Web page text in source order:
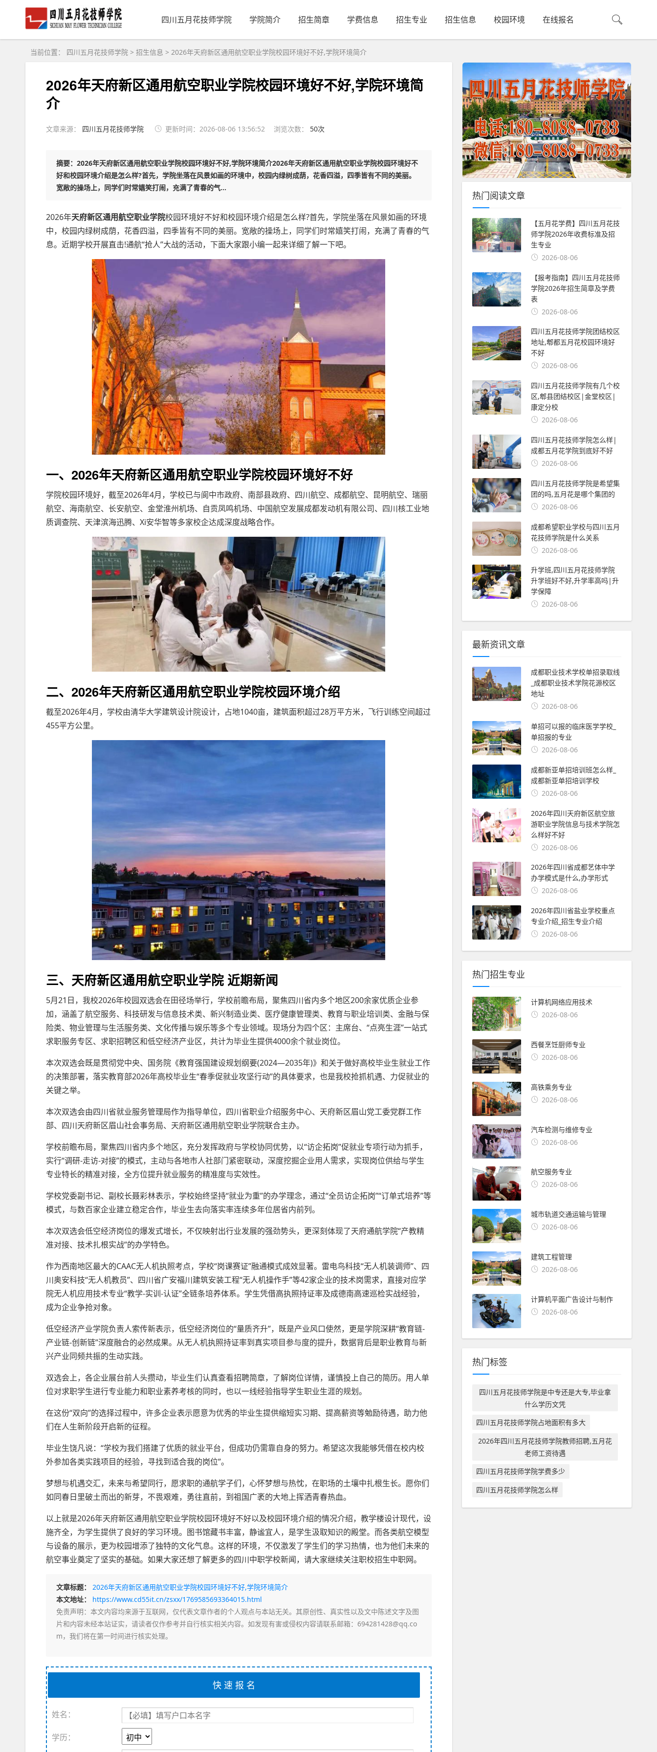
四川五月花技师学院 学院简介 招生简章 学费信息 招生专业 招生信息 校园环境 在线报名
当前位置： 四川五月花技师学院 > 招生信息 > 2026年天府新区通用航空职业学院校园环境好不好,学院环境简介
2026年天府新区通用航空职业学院校园环境好不好,学院环境简
介
文章来源： 四川五月花技师学院 更新时间：2026-08-06 13:56:52 浏览次数： 50次
摘要：2026年天府新区通用航空职业学院校园环境好不好,学院环境简介2026年天府新区通用航空职业学院校园环境好不
好和校园环境介绍是怎么样?首先，学院坐落在风景如画的环境中，校园内绿树成荫，花香四溢，四季皆有不同的美丽。
宽敞的操场上，同学们时常嬉笑打闹，充满了青春的气...
2026年天府新区通用航空职业学院校园环境好不好和校园环境介绍是怎么样?首先，学院坐落在风景如画的环境
中，校园内绿树成荫，花香四溢，四季皆有不同的美丽。宽敞的操场上，同学们时常嬉笑打闹，充满了青春的气
息。近期学校开展直击!通航“抢人”大战的活动，下面大家跟小编一起来详细了解一下吧。
一、2026年天府新区通用航空职业学院校园环境好不好
学院校园环境好，截至2026年4月，学校已与阆中市政府、南部县政府、四川航空、成都航空、昆明航空、瑞丽
航空、海南航空、长安航空、金堂淮州机场、自贡凤鸣机场、中国航空发展成都发动机有限公司、四川核工业地
质调查院、天津滨海迅腾、Xi安华智等多家校企达成深度战略合作。
二、2026年天府新区通用航空职业学院校园环境介绍
截至2026年4月，学校由清华大学建筑设计院设计，占地1040亩，建筑面积超过28万平方米，飞行训练空间超过
455平方公里。
三、天府新区通用航空职业学院 近期新闻
5月21日，我校2026年校园双选会在田径场举行，学校前瞻布局，聚焦四川省内多个地区200余家优质企业参
加，涵盖了航空服务、科技研发与信息技术类、新兴制造业类、医疗健康管理类、教育与职业培训类、金融与保
险类、物业管理与生活服务类、文化传播与娱乐等多个专业领域。现场分为四个区：主席台、“点亮生涯”一站式
求职服务专区、求职招聘区和低空经济产业区，共计为毕业生提供4000余个就业岗位。
本次双选会既是贯彻党中央、国务院《教育强国建设规划纲要(2024—2035年)》和关于做好高校毕业生就业工作
的决策部署，落实教育部2026年高校毕业生“春季促就业攻坚行动”的具体要求，也是我校抢抓机遇、力促就业的
关键之举。
本次双选会由四川省就业服务管理局作为指导单位，四川省职业介绍服务中心、天府新区眉山党工委党群工作
部、四川天府新区眉山社会事务局、天府新区通用航空职业学院联合主办。
学校前瞻布局，聚焦四川省内多个地区，充分发挥政府与学校协同优势，以“访企拓岗”促就业专项行动为抓手，
实行“调研-走访-对接”的模式，主动与各地市人社部门紧密联动，深度挖掘企业用人需求，实现岗位供给与学生
专业特长的精准对接，全方位提升就业服务的精准度与实效性。
学校党委副书记、副校长聂彩林表示，学校始终坚持“就业为重”的办学理念，通过“全员访企拓岗”“订单式培养”等
模式，与数百家企业建立稳定合作，毕业生去向落实率连续多年位居省内前列。
本次双选会低空经济岗位的爆发式增长，不仅映射出行业发展的强劲势头，更深刻体现了天府通航学院“产教精
准对接、技术扎根实战”的办学特色。
作为西南地区最大的CAAC无人机执照考点，学校“岗课赛证”融通模式成效显著。雷电鸟科技“无人机装调师”、四
川奥安科技“无人机教员”、四川省广安福川建筑安装工程“无人机操作手”等42家企业的技术岗需求，直接对应学
院无人机应用技术专业“教学-实训-认证”全链条培养体系。学生凭借高执照持证率及成德南高速巡检实战经验，
成为企业争抢对象。
低空经济产业学院负责人索传新表示，低空经济岗位的“量质齐升”，既是产业风口使然，更是学院深耕“教育链-
产业链-创新链”深度融合的必然成果。从无人机执照持证率到真实项目参与度的提升，数据背后是职业教育与新
兴产业同频共振的生动实践。
双选会上，各企业展台前人头攒动，毕业生们认真查看招聘简章，了解岗位详情，谨慎投上自己的简历。用人单
位对求职学生进行专业能力和职业素养考核的同时，也以一线经验指导学生职业生涯的规划。
在这份“双向”的选择过程中，许多企业表示愿意为优秀的毕业生提供缩短实习期、提高薪资等勉励待遇，助力他
们在人生新阶段开启新的征程。
毕业生饶凡说：“学校为我们搭建了优质的就业平台，但成功仍需靠自身的努力。希望这次我能够凭借在校内校
外参加各类实践项目的经验，寻找到适合我的岗位”。
梦想与机遇交汇，未来与希望同行，愿求职的通航学子们，心怀梦想与热忱，在职场的土壤中扎根生长。愿你们
如同春日里破土而出的新芽，不畏艰难，勇往直前，到祖国广袤的大地上挥洒青春热血。
以上就是2026年天府新区通用航空职业学院校园环境好不好以及校园环境介绍的情况介绍，教学楼设计现代，设
施齐全，为学生提供了良好的学习环境。图书馆藏书丰富，静谧宜人，是学生汲取知识的殿堂。而各类航空模型
与设备的展示，更为校园增添了独特的文化气息。这样的环境，不仅激发了学生们的学习热情，也为他们未来的
航空事业奠定了坚实的基础。如果大家还想了解更多的四川中职学校新闻，请大家继续关注职校招生中职网。
文章标题： 2026年天府新区通用航空职业学院校园环境好不好,学院环境简介
本文地址： https://www.cd55it.cn/zsxx/1769585693364015.html
免责声明：本文内容均来源于互联网，仅代表文章作者的个人观点与本站无关。其原创性、真实性以及文中陈述文字及图
片和内容未经本站证实，请读者仅作参考并自行核实相关内容。如发现有害或侵权内容请联系邮箱：694281428@qq.co
m，我们将在第一时间进行核实处理。
姓名：
学历：
热门阅读文章
【五月花学费】四川五月花技
师学院2026年收费标准及招
生专业
2026-08-06
【报考指南】四川五月花技师
学院2026年招生简章及学费
表
2026-08-06
四川五月花技师学院团结校区
地址,郫都五月花校园环境好
不好
2026-08-06
四川五月花技师学院有几个校
区,郫县团结校区|金堂校区|
康定分校
2026-08-06
四川五月花技师学院怎么样|
成都五月花学院到底好不好
2026-08-06
四川五月花技师学院是希望集
团的吗,五月花是哪个集团的
2026-08-06
成都希望职业学校与四川五月
花技师学院是什么关系
2026-08-06
升学班,四川五月花技师学院
升学班好不好,升学率高吗|升
学保障
2026-08-06
最新资讯文章
成都职业技术学校单招录取线
_成都职业技术学院花源校区
地址
2026-08-06
单招可以报的临床医学学校_
单招报的专业
2026-08-06
成都新亚单招培训班怎么样_
成都新亚单招培训学校
2026-08-06
2026年四川天府新区航空旅
游职业学院信息与技术学院怎
么样好不好
2026-08-06
2026年四川省成都艺体中学
办学模式是什么,办学形式
2026-08-06
2026年四川省盐业学校重点
专业介绍_招生专业介绍
2026-08-06
热门招生专业
计算机网络应用技术
2026-08-06
西餐烹饪厨师专业
2026-08-06
高铁乘务专业
2026-08-06
汽车检测与维修专业
2026-08-06
航空服务专业
2026-08-06
城市轨道交通运输与管理
2026-08-06
建筑工程管理
2026-08-06
计算机平面广告设计与制作
2026-08-06
热门标签
四川五月花技师学院是中专还是大专,毕业拿
什么学历文凭
四川五月花技师学院占地面积有多大
2026年四川五月花技师学院教师招聘,五月花
老师工资待遇
四川五月花技师学院学费多少
四川五月花技师学院怎么样